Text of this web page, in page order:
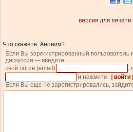
версия для печати
Что скажете, Аноним?
Если Вы зарегистрированный пользователь
дискуссии — введите
свой логин (email)
,
и нажмите
| войти |
Если Вы еще не зарегистрировались,